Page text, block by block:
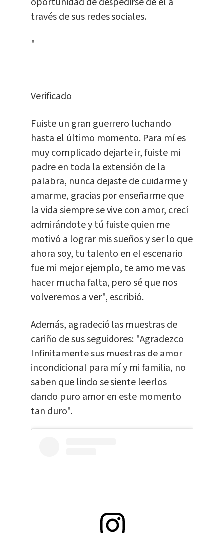
través de sus redes sociales.
"
Verificado
Fuiste un gran guerrero luchando
hasta el último momento. Para mí es
muy complicado dejarte ir, fuiste mi
padre en toda la extensión de la
palabra, nunca dejaste de cuidarme y
amarme, gracias por enseñarme que
la vida siempre se vive con amor, crecí
admirándote y tú fuiste quien me
motivó a lograr mis sueños y ser lo que
ahora soy, tu talento en el escenario
fue mi mejor ejemplo, te amo me vas
hacer mucha falta, pero sé que nos
volveremos a ver", escribió.
Además, agradeció las muestras de
cariño de sus seguidores: "Agradezco
Infinitamente sus muestras de amor
incondicional para mí y mi familia, no
saben que lindo se siente leerlos
dando puro amor en este momento
tan duro".